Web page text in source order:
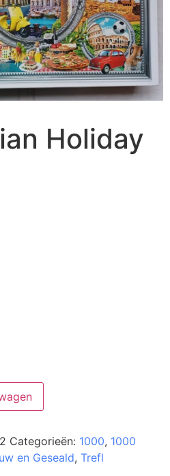
Holiday
Categorieën: 1000, 1000
en Geseald, Trefl